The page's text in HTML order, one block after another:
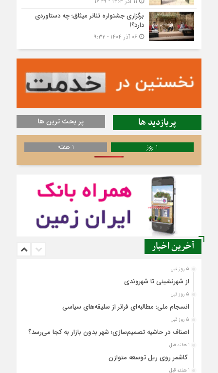
برگزاری جشنواره تئاتر میثاق؛ چه دستاوردی
دارد؟!
۰۶ آذر ۱۴۰۴ - ۹:۳۲
پربازدید ها پر بحث ترین ها
1 روز 1 هفته
آخرین اخبار
5 روز قبل
از شهرنشینی تا شهروندی
5 روز قبل
انسجام ملی؛ مطالبه‌ای فراتر از سلیقه‌های سیاسی
5 روز قبل
اصناف در حاشیه تصمیم‌سازی؛ شهر بدون بازار به کجا می‌رسد؟
1 هفته قبل
کاشمر روی ریل توسعه متوازن
1 هفته قبل